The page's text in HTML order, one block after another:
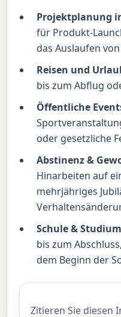
Projektplanung
für Produkt-
das Auslaufen
Reisen und
bis zum Abflug
Öffentliche
oder gesetzliche
Abstinenz &
Hinarbeiten auf
mehrjähriges
Schule & Studium
bis zum
dem Beginn der
Zitieren Sie diesen